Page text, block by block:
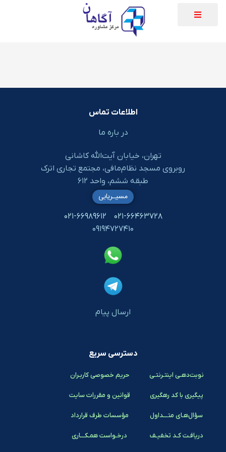
اطلاعات تماس
در باره ما
تهران، خیابان آیت‌الله کاشانی
روبروی مسجد نظام‌مافی، مجتمع تجاری اترک
طبقه ششم، واحد ۶۱۲
۰۲۱-۶۶۴۶۳۷۲۸
۰۲۱-۶۶۹۸۹۶۱۲
۰۹۱۹۴۷۲۷۴۱۰
ارسال پیام
مسیـریابی
دسترسی سریع
نوبت‌دهـی اینتـرنتـی
پیگیری با کد رهگیری
سؤال‌هـای متـــداول
دریافـت کـد تخفیـف
حریم خصوصی کاربـران
قوانین و مقررات سایت
مؤسسات طرف قرارداد
درخـواست همـکـــاری